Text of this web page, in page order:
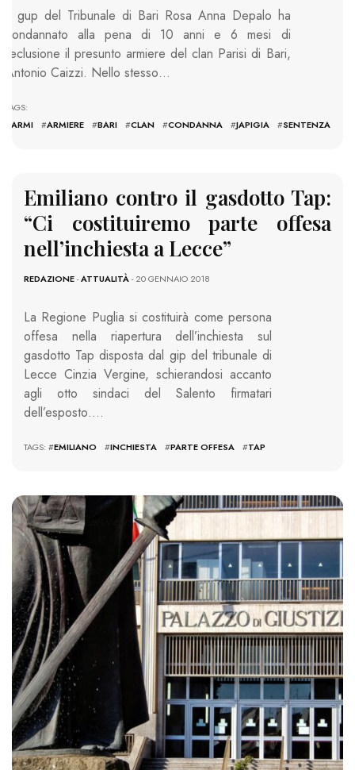
Il gup del Tribunale di Bari Rosa Anna Depalo ha
condannato alla pena di 10 anni e 6 mesi di
reclusione il presunto armiere del clan Parisi di Bari,
Antonio Caizzi. Nello stesso…
TAGS:
ARMI #ARMIERE #BARI #CLAN #CONDANNA #JAPIGIA #SENTENZA
Emiliano contro il gasdotto Tap:
“Ci costituiremo parte offesa
nell’inchiesta a Lecce”
REDAZIONE-ATTUALITÀ- 20 GENNAIO 2018
La Regione Puglia si costituirà come persona
offesa nella riapertura dell’inchiesta sul
gasdotto Tap disposta dal gip del tribunale di
Lecce Cinzia Vergine, schierandosi accanto
agli otto sindaci del Salento firmatari
dell’esposto….
TAGS: #EMILIANO #INCHIESTA #PARTE OFFESA #TAP
3591 VIEWS